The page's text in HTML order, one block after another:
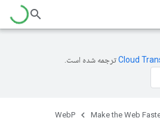
ترجمه شده است.
Make the Web
WebP